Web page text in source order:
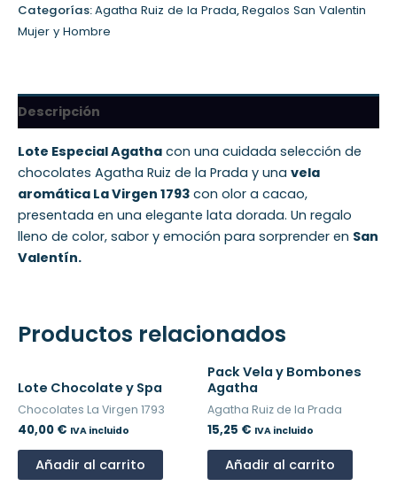
Categorías:Agatha Ruiz de la Prada,Regalos San Valentin
Mujer y Hombre
Descripción
Lote Especial Agatha con una cuidada selección de
chocolates Agatha Ruiz de la Prada y una vela
aromática La Virgen 1793 con olor a cacao,
presentada en una elegante lata dorada. Un regalo
lleno de color, sabor y emoción para sorprender en San
Valentín.
Productos relacionados
Lote Chocolate y Spa
Chocolates La Virgen 1793
40,00 € IVA incluido
Añadir al carrito
Pack Vela y Bombones
Agatha
Agatha Ruiz de la Prada
15,25 € IVA incluido
Añadir al carrito